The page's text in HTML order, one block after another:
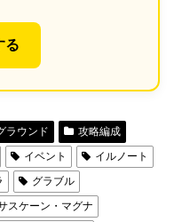
る
ラウンド
攻略編成
イベント
イルノート
グラブル
スケーン・マグナ